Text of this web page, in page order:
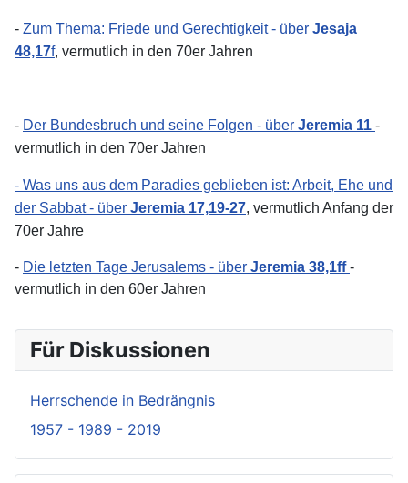
- Zum Thema: Friede und Gerechtigkeit - über Jesaja
48,17f, vermutlich in den 70er Jahren
- Der Bundesbruch und seine Folgen - über Jeremia 11 -
vermutlich in den 70er Jahren
- Was uns aus dem Paradies geblieben ist: Arbeit, Ehe und
der Sabbat - über Jeremia 17,19-27, vermutlich Anfang der
70er Jahre
- Die letzten Tage Jerusalems - über Jeremia 38,1ff -
vermutlich in den 60er Jahren
Für Diskussionen
Herrschende in Bedrängnis
1957 - 1989 - 2019